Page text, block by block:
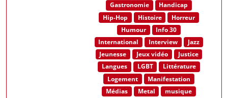
Gastronomie
Handicap
Hip-Hop
Histoire
Horreur
Humour
Info 30
International
Interview
Jazz
Jeunesse
Jeux vidéo
Justice
Langues
LGBT
Littérature
Logement
Manifestation
Médias
Metal
musique